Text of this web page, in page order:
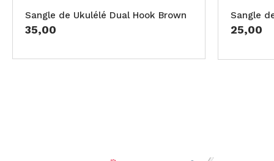
Sangle de Ukulélé Dual Hook Brown
35,00
Sangle
25,00